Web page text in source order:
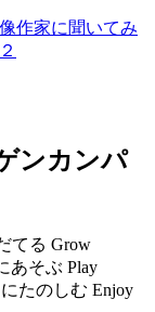
作家に聞いてみ